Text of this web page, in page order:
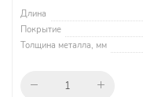
Длина
Покрытие
Толщина металла, мм